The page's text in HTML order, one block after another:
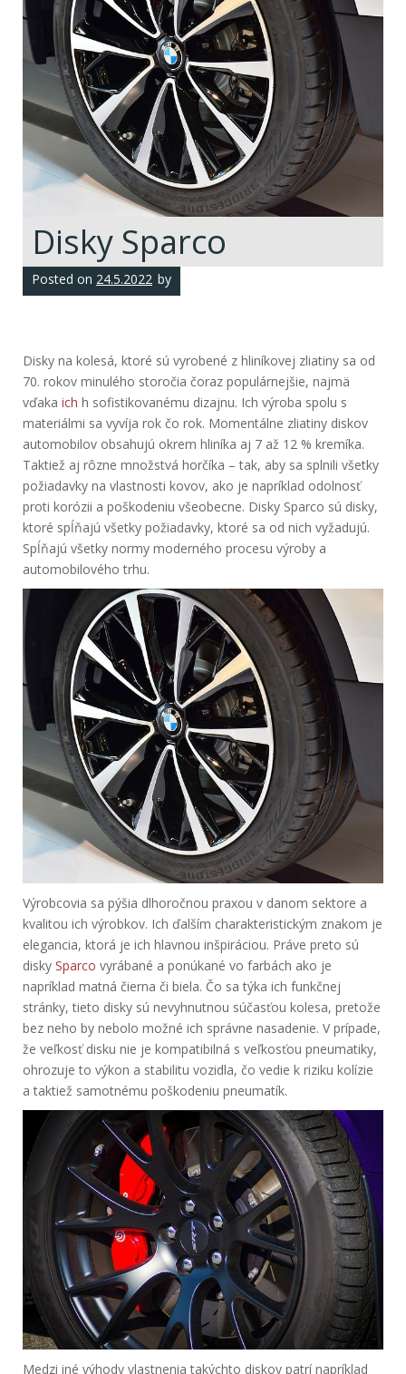
Disky Sparco
Posted on 24.5.2022 by
Disky na kolesá, ktoré sú vyrobené z hliníkovej zliatiny sa od
70. rokov minulého storočia čoraz populárnejšie, najmä
vďaka ich h sofistikovanému dizajnu. Ich výroba spolu s
materiálmi sa vyvíja rok čo rok. Momentálne zliatiny diskov
automobilov obsahujú okrem hliníka aj 7 až 12 % kremíka.
Taktiež aj rôzne množstvá horčíka – tak, aby sa splnili všetky
požiadavky na vlastnosti kovov, ako je napríklad odolnosť
proti korózii a poškodeniu všeobecne. Disky Sparco sú disky,
ktoré spĺňajú všetky požiadavky, ktoré sa od nich vyžadujú.
Spĺňajú všetky normy moderného procesu výroby a
automobilového trhu.
Výrobcovia sa pýšia dlhoročnou praxou v danom sektore a
kvalitou ich výrobkov. Ich ďalším charakteristickým znakom je
elegancia, ktorá je ich hlavnou inšpiráciou. Práve preto sú
disky Sparco vyrábané a ponúkané vo farbách ako je
napríklad matná čierna či biela. Čo sa týka ich funkčnej
stránky, tieto disky sú nevyhnutnou súčasťou kolesa, pretože
bez neho by nebolo možné ich správne nasadenie. V prípade,
že veľkosť disku nie je kompatibilná s veľkosťou pneumatiky,
ohrozuje to výkon a stabilitu vozidla, čo vedie k riziku kolízie
a taktiež samotnému poškodeniu pneumatík.
Medzi iné výhody vlastnenia takýchto diskov patrí napríklad